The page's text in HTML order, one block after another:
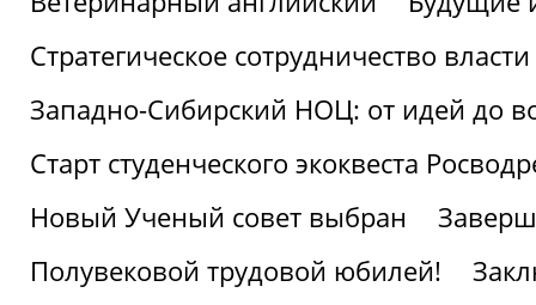
Стратегическое сотрудничество
Западно-Сибирский НОЦ: от идей до
Старт студенческого экоквеста
Новый Ученый совет выбран
Полувековой трудовой юбилей!